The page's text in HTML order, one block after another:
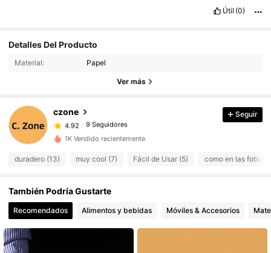
Útil (0)
Detalles Del Producto
Material: Papel
Ver más
czone
4.92 9 Seguidores
9 Seguidores
4.92 9 Seguidores
4.92
Seguir
1K Vendido recientemente
duradero (13) muy cool (7) Fácil de Usar (5) como en las fotos
También Podría Gustarte
Recomendados Alimentos y bebidas Móviles & Accesorios